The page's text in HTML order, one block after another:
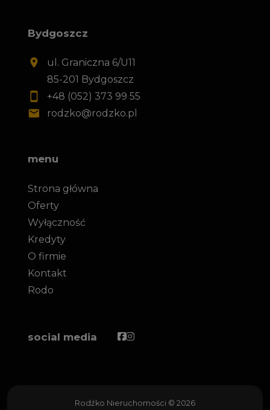
Bydgoszcz
ul. Graniczna 6/U11
85-201 Bydgoszcz
+48 (052) 373 99 55
rodzko@rodzko.pl
menu
Strona główna
Oferty
Wyłączność
Kredyty
O firmie
Kontakt
Rodo
social media Facebook
Facebook
Rodźko Nieruchomości © 2026